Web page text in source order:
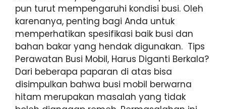
pun turut mempengaruhi kondisi busi. Oleh
karenanya, penting bagi Anda untuk
memperhatikan spesifikasi baik busi dan
bahan bakar yang hendak digunakan. Tips
Perawatan Busi Mobil, Harus Diganti Berkala?
Dari beberapa paparan di atas bisa
disimpulkan bahwa busi mobil berwarna
hitam merupakan masalah yang tidak